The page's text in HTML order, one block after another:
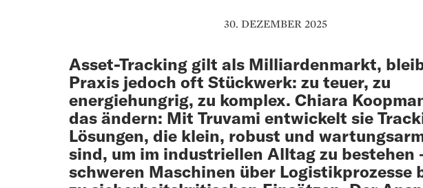
30. DEZEMBER 2025
Asset-Tracking gilt als Milliardenmarkt,
Praxis jedoch oft Stückwerk: zu teuer, zu
energiehungrig, zu komplex. Chiara
das ändern: Mit Truvami entwickelt sie
Lösungen, die klein, robust und
sind, um im industriellen Alltag zu bestehen
schweren Maschinen über Logistikprozesse